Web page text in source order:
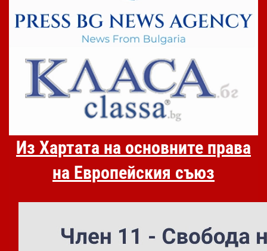
Из Хартата на основните права
на Европейския съюз